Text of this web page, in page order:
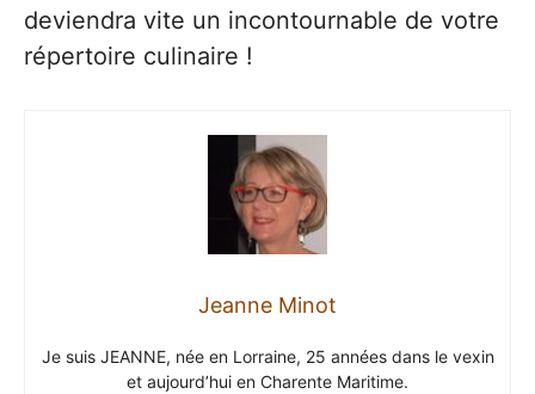
deviendra vite un incontournable de votre
répertoire culinaire !
Jeanne Minot
Je suis JEANNE, née en Lorraine, 25 années dans le vexin
et aujourd’hui en Charente Maritime.